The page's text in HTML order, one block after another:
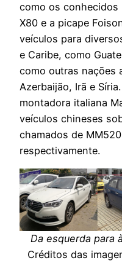
como os conhecidos
X80 e a picape
veículos para
e Caribe, como
como outras nações
Azerbaijão, Irã e
montadora italiana
veículos chineses
chamados de
respectivamente.
Da esquerda para
Créditos das